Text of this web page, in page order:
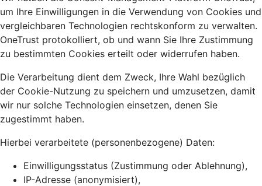
um Ihre Einwilligungen in die Verwendung von Cookies und
vergleichbaren Technologien rechtskonform zu verwalten.
OneTrust protokolliert, ob und wann Sie Ihre Zustimmung
zu bestimmten Cookies erteilt oder widerrufen haben.
Die Verarbeitung dient dem Zweck, Ihre Wahl bezüglich
der Cookie-Nutzung zu speichern und umzusetzen, damit
wir nur solche Technologien einsetzen, denen Sie
zugestimmt haben.
Hierbei verarbeitete (personenbezogene) Daten:
Einwilligungsstatus (Zustimmung oder Ablehnung),
IP-Adresse (anonymisiert),